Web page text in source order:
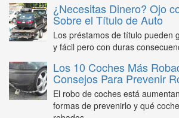
¿Necesitas Dinero? Ojo
Sobre el Título de Auto
Los préstamos de título pueden
y fácil pero con duras
Los 10 Coches Más
Consejos Para Prevenir
El robo de coches está
formas de prevenirlo y qué